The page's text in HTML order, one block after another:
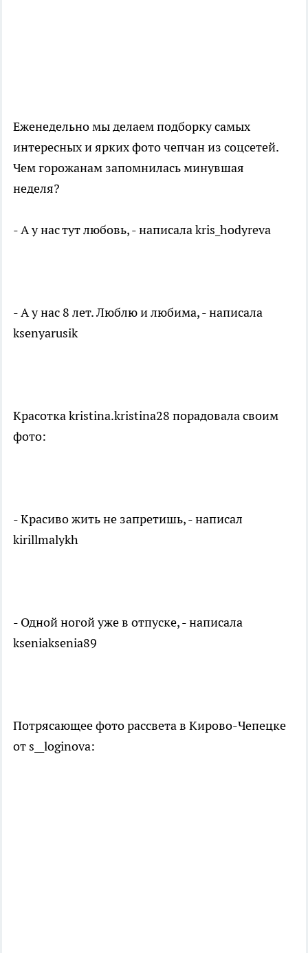
Еженедельно мы делаем подборку самых
интересных и ярких фото чепчан из соцсетей.
Чем горожанам запомнилась минувшая
неделя?
- А у нас тут любовь, - написала kris_hodyreva
- А у нас 8 лет. Люблю и любима, - написала
ksenyarusik
Красотка kristina.kristina28 порадовала своим
фото:
- Красиво жить не запретишь, - написал
kirillmalykh
- Одной ногой уже в отпуске, - написала
kseniaksenia89
Потрясающее фото рассвета в Кирово-Чепецке
от s__loginova: